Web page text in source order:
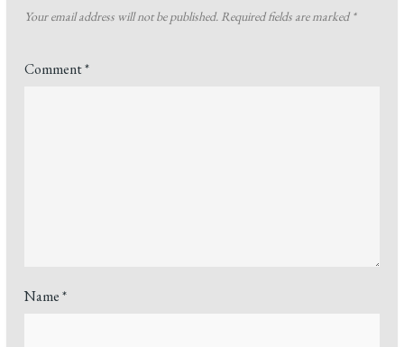
Your email address will not be published. Required fields are marked*
Comment*
Name*